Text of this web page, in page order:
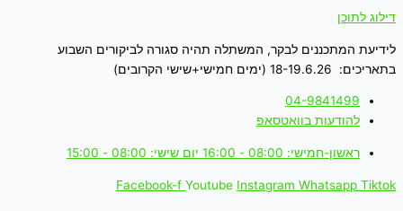
דילוג לתוכן
לידיעת המתכננים לבקר, המשתלה תהיה סגורה לביקורים השבוע
בתאריכים: 18-19.6.26 (ימים חמישי+שישי הקרובים)
04-9841499
להודעות בוואטסאפ
ראשון-חמישי: 08:00 - 16:00 יום שישי: 08:00 - 15:00
Facebook-f Youtube Instagram Whatsapp Tiktok